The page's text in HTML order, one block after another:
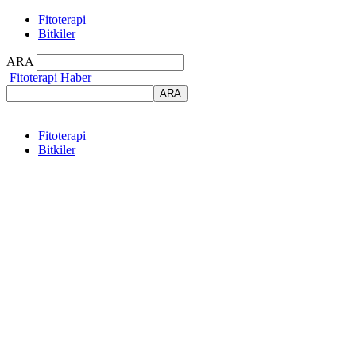
Fitoterapi
Bitkiler
ARA
Fitoterapi Haber
Fitoterapi
Bitkiler